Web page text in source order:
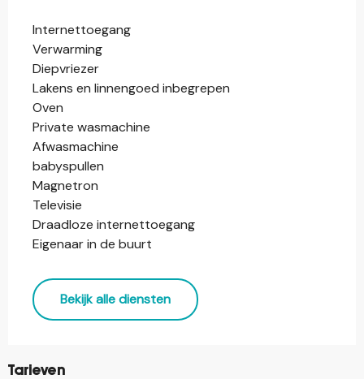
Internettoegang
Verwarming
Diepvriezer
Lakens en linnengoed inbegrepen
Oven
Private wasmachine
Afwasmachine
babyspullen
Magnetron
Televisie
Draadloze internettoegang
Eigenaar in de buurt
Bekijk alle diensten
Tarieven